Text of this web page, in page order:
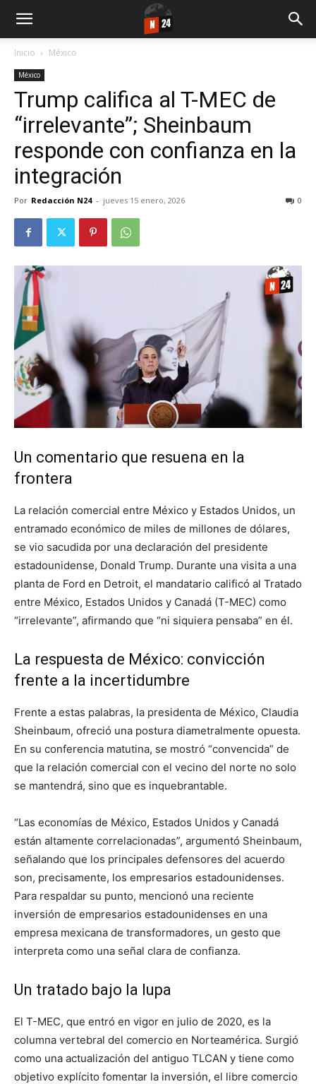
Inicio México
México
Trump califica al T-MEC de
“irrelevante”; Sheinbaum
responde con confianza en la
integración
Por Redacción N24 - jueves 15 enero, 2026 0
Un comentario que resuena en la
frontera
La relación comercial entre México y Estados Unidos, un
entramado económico de miles de millones de dólares,
se vio sacudida por una declaración del presidente
estadounidense, Donald Trump. Durante una visita a una
planta de Ford en Detroit, el mandatario calificó al Tratado
entre México, Estados Unidos y Canadá (T-MEC) como
“irrelevante”, afirmando que “ni siquiera pensaba” en él.
La respuesta de México: convicción
frente a la incertidumbre
Frente a estas palabras, la presidenta de México, Claudia
Sheinbaum, ofreció una postura diametralmente opuesta.
En su conferencia matutina, se mostró “convencida” de
que la relación comercial con el vecino del norte no solo
se mantendrá, sino que es inquebrantable.
“Las economías de México, Estados Unidos y Canadá
están altamente correlacionadas”, argumentó Sheinbaum,
señalando que los principales defensores del acuerdo
son, precisamente, los empresarios estadounidenses.
Para respaldar su punto, mencionó una reciente
inversión de empresarios estadounidenses en una
empresa mexicana de transformadores, un gesto que
interpreta como una señal clara de confianza.
Un tratado bajo la lupa
El T-MEC, que entró en vigor en julio de 2020, es la
columna vertebral del comercio en Norteamérica. Surgió
como una actualización del antiguo TLCAN y tiene como
objetivo explícito fomentar la inversión, el libre comercio